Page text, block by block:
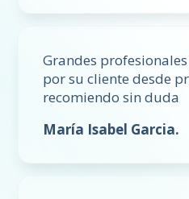
Grandes
por su cliente desde
recomiendo sin duda
María Isabel Garcia.